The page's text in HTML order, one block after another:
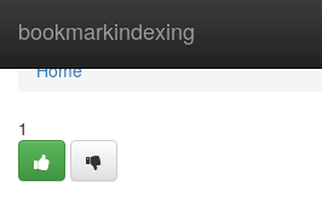
bookmarkindexing
Home
Home
1